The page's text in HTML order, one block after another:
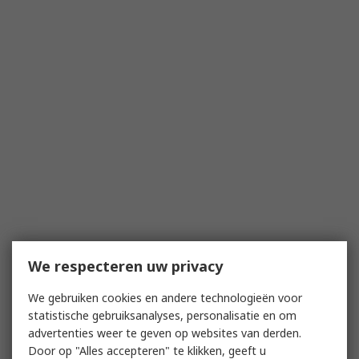
We respecteren uw privacy
We gebruiken cookies en andere technologieën voor
statistische gebruiksanalyses, personalisatie en om
advertenties weer te geven op websites van derden.
Door op "Alles accepteren" te klikken, geeft u